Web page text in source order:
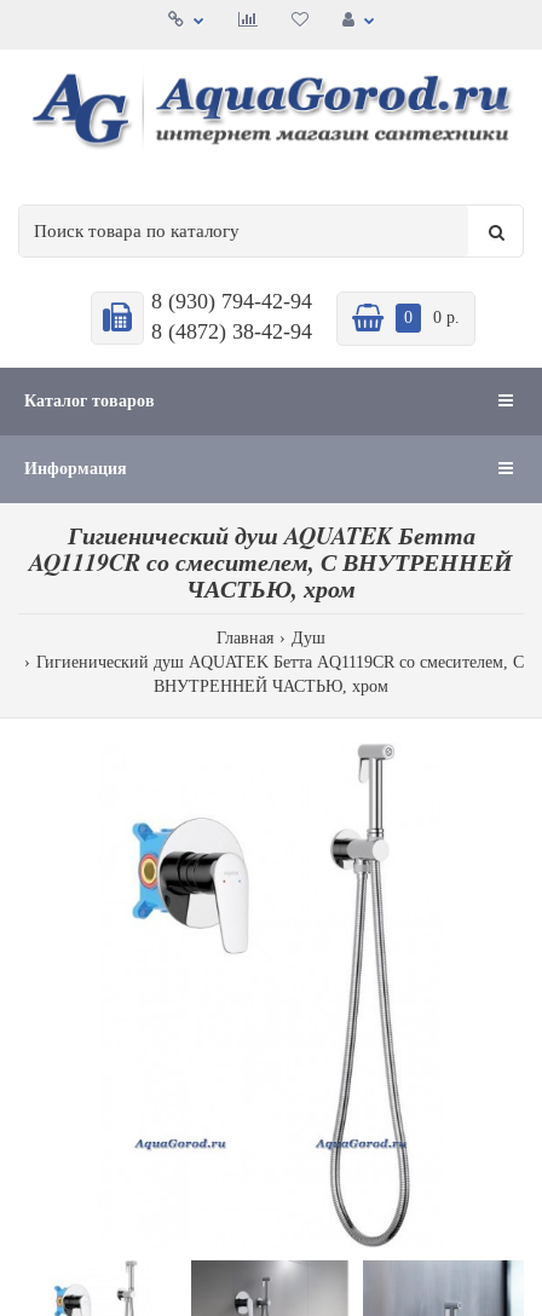
8 (930) 794-42-94
8 (4872) 38-42-94
0 0 р.
Каталог товаров
Информация
Гигиенический душ AQUATEK Бетта
AQ1119CR со смесителем, С ВНУТРЕННЕЙ
ЧАСТЬЮ, хром
Главная
Душ
Гигиенический душ AQUATEK Бетта AQ1119CR со смесителем, С
ВНУТРЕННЕЙ ЧАСТЬЮ, хром